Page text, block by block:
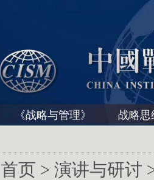
《战略与管理》 战略思
首页 > 演讲与研讨